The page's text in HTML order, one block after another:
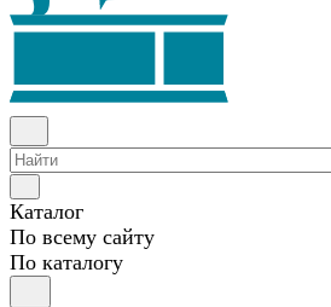
Каталог
По всему сайту
По каталогу